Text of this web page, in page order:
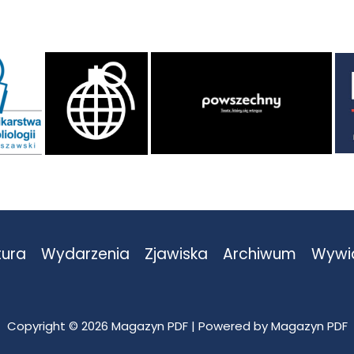
Wydarzenia Zjawiska Archiwum
Copyright © 2026 Magazyn PDF | Powered by Magazyn PDF